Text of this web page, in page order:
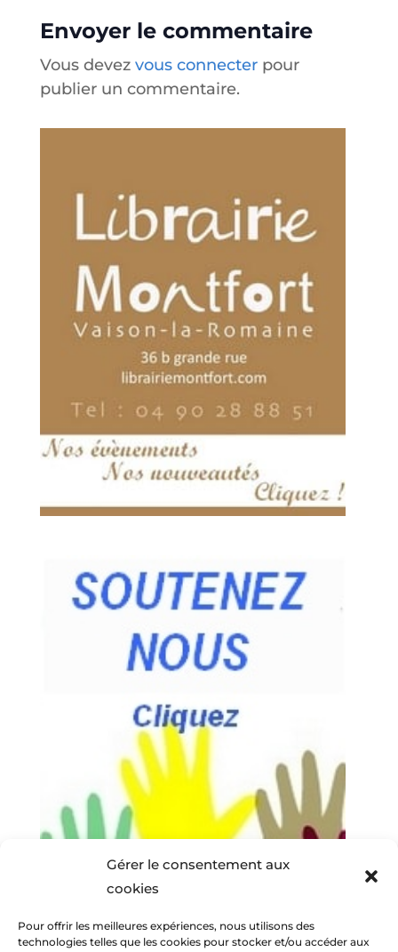
Gérer le consentement aux
cookies
Pour offrir les meilleures expériences, nous utilisons des
technologies telles que les cookies pour stocker et/ou accéder aux
Envoyer le commentaire
Vous devez vous connecterpour
publier un commentaire.